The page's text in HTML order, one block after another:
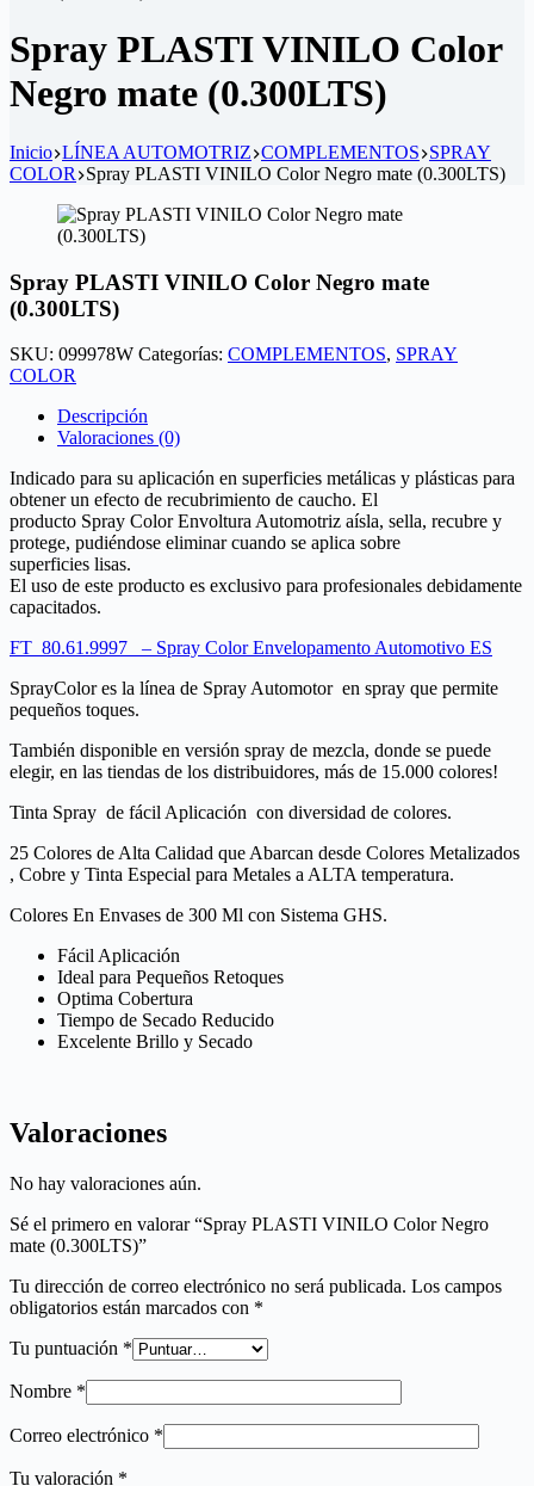
Spray PLASTI VINILO Color
Negro mate (0.300LTS)
Inicio LÍNEA AUTOMOTRIZ COMPLEMENTOS SPRAY
COLOR
Spray PLASTI VINILO Color Negro mate (0.300LTS)
Spray PLASTI VINILO Color Negro mate
(0.300LTS)
SKU: 099978W Categorías: COMPLEMENTOS, SPRAY
COLOR
Descripción
Valoraciones (0)
Indicado para su aplicación en superficies metálicas y plásticas para
obtener un efecto de recubrimiento de caucho. El
producto Spray Color Envoltura Automotriz aísla, sella, recubre y
protege, pudiéndose eliminar cuando se aplica sobre
superficies lisas.
El uso de este producto es exclusivo para profesionales debidamente
capacitados.
FT_80.61.9997_ – Spray Color Envelopamento Automotivo ES
SprayColor es la línea de Spray Automotor en spray que permite
pequeños toques.
También disponible en versión spray de mezcla, donde se puede
elegir, en las tiendas de los distribuidores, más de 15.000 colores!
Tinta Spray de fácil Aplicación con diversidad de colores.
25 Colores de Alta Calidad que Abarcan desde Colores Metalizados
, Cobre y Tinta Especial para Metales a ALTA temperatura.
Colores En Envases de 300 Ml con Sistema GHS.
Fácil Aplicación
Ideal para Pequeños Retoques
Optima Cobertura
Tiempo de Secado Reducido
Excelente Brillo y Secado
Valoraciones
No hay valoraciones aún.
Sé el primero en valorar “Spray PLASTI VINILO Color Negro
mate (0.300LTS)”
Tu dirección de correo electrónico no será publicada. Los campos
obligatorios están marcados con *
Tu puntuación *
Nombre *
Correo electrónico *
Tu valoración *